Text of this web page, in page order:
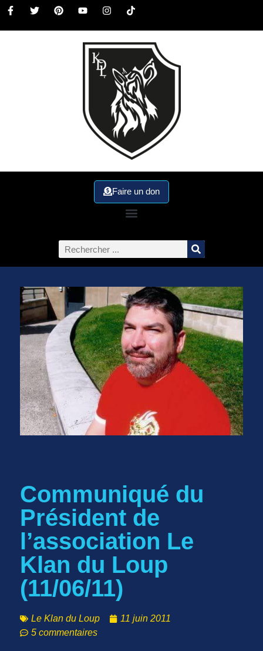
Faire un don
Communiqué du
Président de
l’association Le
Klan du Loup
(11/06/11)
Le Klan du Loup
11 juin 2011
5 commentaires